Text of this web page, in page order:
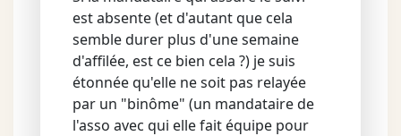
est absente (et d'autant que cela
semble durer plus d'une semaine
d'affilée, est ce bien cela ?) je suis
étonnée qu'elle ne soit pas relayée
par un "binôme" (un mandataire de
l'asso avec qui elle fait équipe pour